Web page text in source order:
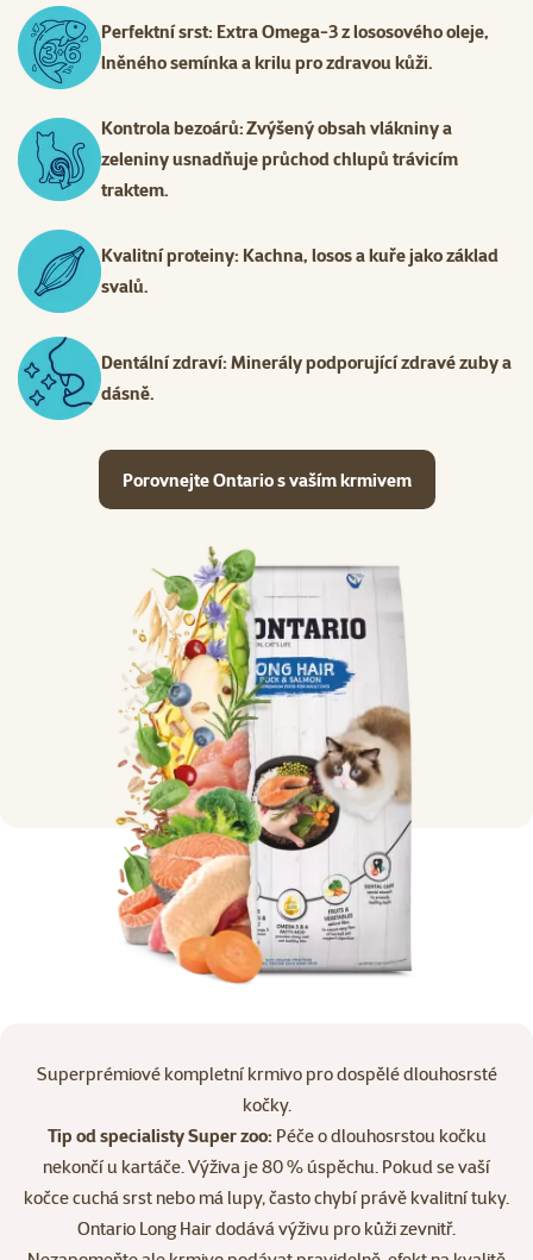
Perfektní srst: Extra Omega-3 z lososového oleje,
lněného semínka a krilu pro zdravou kůži.
Kontrola bezoárů: Zvýšený obsah vlákniny a
zeleniny usnadňuje průchod chlupů trávicím
traktem.
Kvalitní proteiny: Kachna, losos a kuře jako základ
svalů.
Dentální zdraví: Minerály podporující zdravé zuby a
dásně.
Porovnejte Ontario s vaším krmivem
Superprémiové kompletní krmivo pro dospělé dlouhosrsté
kočky.
Tip od specialisty Super zoo: Péče o dlouhosrstou kočku
nekončí u kartáče. Výživa je 80 % úspěchu. Pokud se vaší
kočce cuchá srst nebo má lupy, často chybí právě kvalitní tuky.
Ontario Long Hair dodává výživu pro kůži zevnitř.